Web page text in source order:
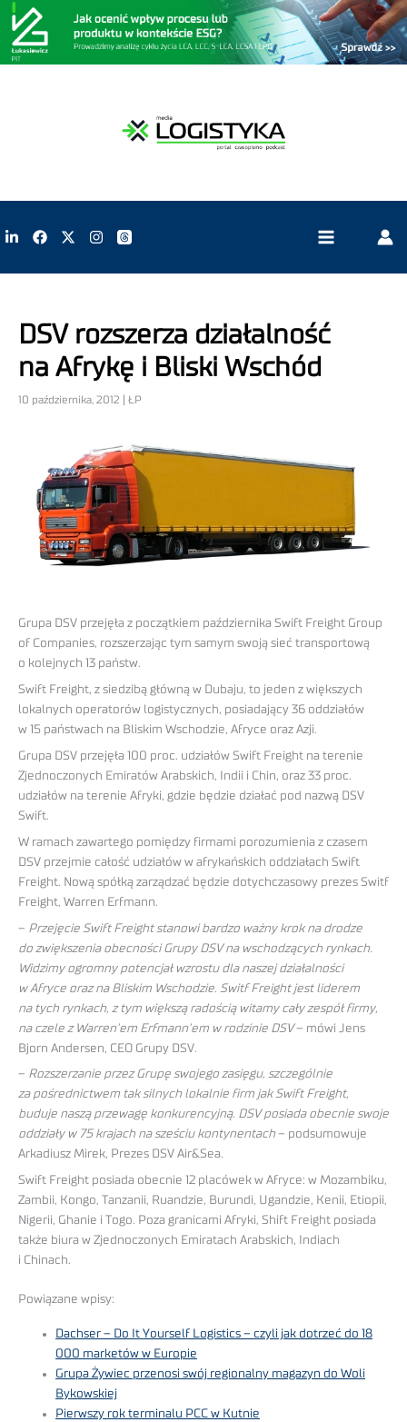
DSV rozszerza działalność
na Afrykę i Bliski Wschód
10 października, 2012 | ŁP
Grupa DSV przejęła z początkiem października Swift Freight Group
of Companies, rozszerzając tym samym swoją sieć transportową
o kolejnych 13 państw.
Swift Freight, z siedzibą główną w Dubaju, to jeden z większych
lokalnych operatorów logistycznych, posiadający 36 oddziałów
w 15 państwach na Bliskim Wschodzie, Afryce oraz Azji.
Grupa DSV przejęła 100 proc. udziałów Swift Freight na terenie
Zjednoczonych Emiratów Arabskich, Indii i Chin, oraz 33 proc.
udziałów na terenie Afryki, gdzie będzie działać pod nazwą DSV
Swift.
W ramach zawartego pomiędzy firmami porozumienia z czasem
DSV przejmie całość udziałów w afrykańskich oddziałach Swift
Freight. Nową spółką zarządzać będzie dotychczasowy prezes Switf
Freight, Warren Erfmann.
– Przejęcie Swift Freight stanowi bardzo ważny krok na drodze
do zwiększenia obecności Grupy DSV na wschodzących rynkach.
Widzimy ogromny potencjał wzrostu dla naszej działalności
w Afryce oraz na Bliskim Wschodzie. Switf Freight jest liderem
na tych rynkach, z tym większą radością witamy cały zespół firmy,
na czele z Warren’em Erfmann’em w rodzinie DSV– mówi Jens
Bjorn Andersen, CEO Grupy DSV.
– Rozszerzanie przez Grupę swojego zasięgu, szczególnie
za pośrednictwem tak silnych lokalnie firm jak Swift Freight,
buduje naszą przewagę konkurencyjną. DSV posiada obecnie swoje
oddziały w 75 krajach na sześciu kontynentach – podsumowuje
Arkadiusz Mirek, Prezes DSV Air&Sea.
Swift Freight posiada obecnie 12 placówek w Afryce: w Mozambiku,
Zambii, Kongo, Tanzanii, Ruandzie, Burundi, Ugandzie, Kenii, Etiopii,
Nigerii, Ghanie i Togo. Poza granicami Afryki, Shift Freight posiada
także biura w Zjednoczonych Emiratach Arabskich, Indiach
i Chinach.
Powiązane wpisy:
Dachser – Do It Yourself Logistics – czyli jak dotrzeć do 18
000 marketów w Europie
Grupa Żywiec przenosi swój regionalny magazyn do Woli
Bykowskiej
Pierwszy rok terminalu PCC w Kutnie